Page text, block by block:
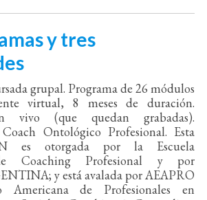
y tres
grupal. Programa de 26 módulos
virtual, 8 meses de duración.
vivo (que quedan grabadas).
Ontológico Profesional. Esta
es otorgada por la Escuela
Coaching Profesional y por
y está avalada por AEAPRO
Americana de Profesionales en